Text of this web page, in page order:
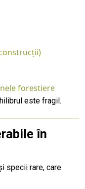
forestiere
este fragil.
în
specii rare, care